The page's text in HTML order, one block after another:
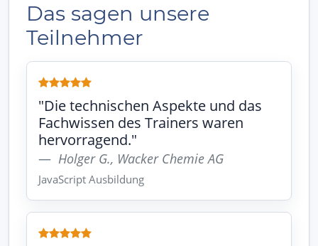
Das sagen unsere
Teilnehmer
"Die technischen Aspekte und das
Fachwissen des Trainers waren
hervorragend."
Holger G., Wacker Chemie AG
JavaScript Ausbildung